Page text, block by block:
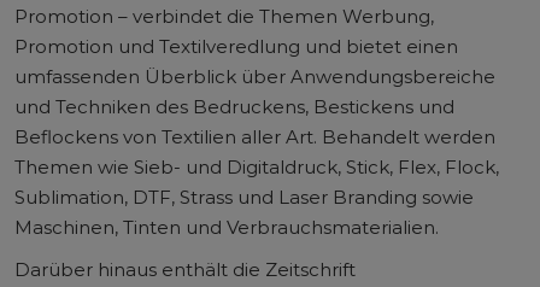
Promotion – verbindet die Themen Werbung,
Promotion und Textilveredlung und bietet einen
umfassenden Überblick über Anwendungsbereiche
und Techniken des Bedruckens, Bestickens und
Beflockens von Textilien aller Art. Behandelt werden
Themen wie Sieb- und Digitaldruck, Stick, Flex, Flock,
Sublimation, DTF, Strass und Laser Branding sowie
Maschinen, Tinten und Verbrauchsmaterialien.
Darüber hinaus enthält die Zeitschrift